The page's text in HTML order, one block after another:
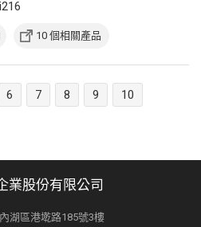
10 個相關產品
6 7 8 9
10
業股份有限公司
湖區港墘路185號3樓